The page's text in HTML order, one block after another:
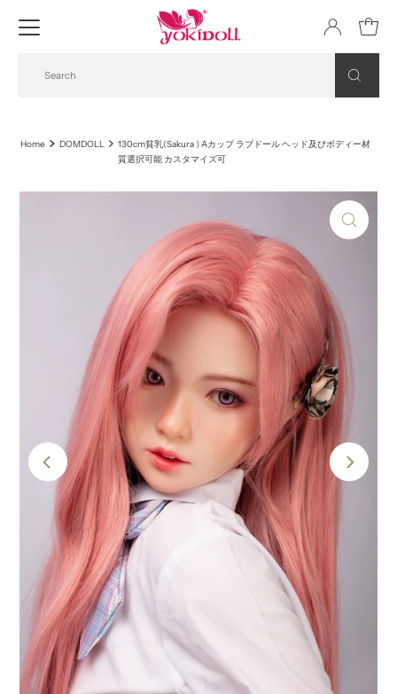
Home DOMDOLL
130cm貧乳(Sakura ) Aカップ ラブドール ヘッド及びボディー材
質選択可能 カスタマイズ可